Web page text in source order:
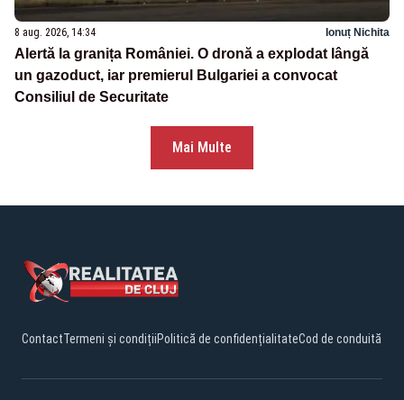
8 aug. 2026, 14:34 Ionuț Nichita
Alertă la granița României. O dronă a explodat lângă
un gazoduct, iar premierul Bulgariei a convocat
Consiliul de Securitate
Mai Multe
ContactTermeni și condițiiPolitică de confidențialitateCod de conduită